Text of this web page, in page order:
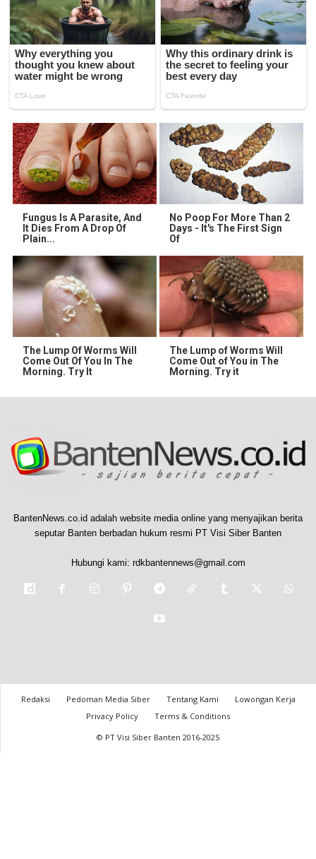
Fungus Is A Parasite, And
It Dies From A Drop Of
Plain...
No Poop For More Than 2
Days - It's The First Sign
Of
The Lump Of Worms Will
Come Out Of You In The
Morning. Try It
The Lump of Worms Will
Come Out of You in The
Morning. Try it
BantenNews.co.id adalah website media online yang menyajikan berita
seputar Banten berbadan hukum resmi PT Visi Siber Banten
Hubungi kami: rdkbantennews@gmail.com
Redaksi Pedoman Media Siber Tentang Kami
Lowongan Kerja
Privacy Policy
Terms & Conditions
© PT Visi Siber Banten 2016-2025